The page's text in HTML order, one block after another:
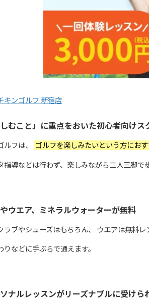
キンゴルフ 新宿店
しむこと」に重点をおいた初心者向けス
ルフは、 ゴルフを楽しみたいという方におす
指導などは行わず、楽しみながら二人三脚で
ウエア、ミネラルウォーターが無料
ラブやシューズはもちろん、 ウエアは無料レ
りなどに手ぶらで通えます。
ナルレッスンがリーズナブルに受けら